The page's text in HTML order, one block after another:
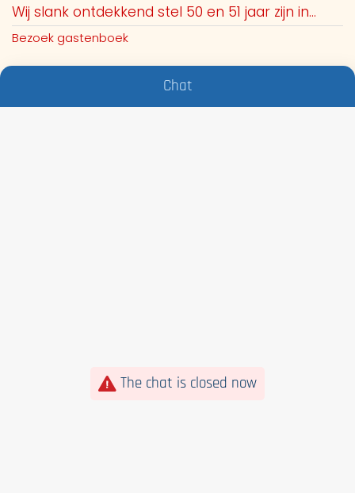
Wij slank ontdekkend stel 50 en 51 jaar zijn in...
Bezoek gastenboek
Chat
The chat is closed now